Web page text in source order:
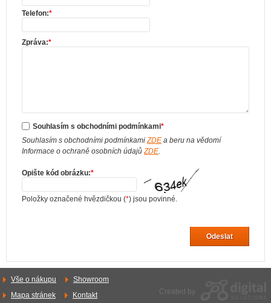
Telefon:*
Zpráva:*
Souhlasím s obchodními podmínkami*
Souhlasím s obchodními podmínkamiZDE a beru na vědomí
Informace o ochraně osobních údajůZDE.
Opište kód obrázku:*
Položky označené hvězdičkou (*) jsou povinné.
Odeslat
Vše o nákupu
Showroom
Mapa stránek
Kontakt Created by